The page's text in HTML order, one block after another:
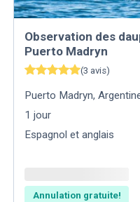
Observation des
Puerto Madryn
(3 avis)
Puerto Madryn,
1 jour
Espagnol et anglais
Annulation gratuite!